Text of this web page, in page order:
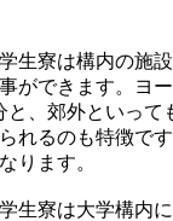
生寮は構内の施
ができます。ヨ
と、郊外といっ
れるのも特徴で
ります。
生寮は大学構内